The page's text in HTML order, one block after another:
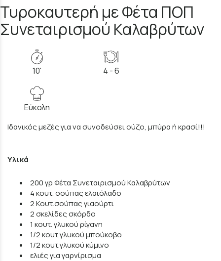
Τυροκαυτερή με Φέτα ΠΟΠ
Συνεταιρισμού Καλαβρύτων
10' 4 - 6
Εύκολη
Ιδανικός μεζές για να συνοδεύσει ούζο, μπύρα ή κρασί!!!
Υλικά
200 γρ Φέτα Συνεταιρισμού Καλαβρύτων
4 κουτ. σούπας ελαιόλαδο
2 Κουτ.σούπας γιαούρτι
2 σκελίδες σκόρδο
1 κουτ. γλυκού ρίγανη
1/2 κουτ.γλυκού μπούκοβο
1/2 κουτ.γλυκού κύμινο
ελιές για γαρνίρισμα